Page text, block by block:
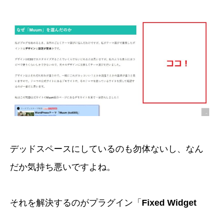
デッドスペースにしているのも勿体ないし、なん
だか気持ち悪いですよね。
それを解決するのがプラグイン「 Fixed Widget